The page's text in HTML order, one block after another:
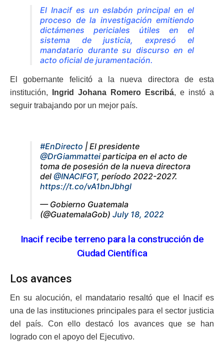
El Inacif es un eslabón principal en el
proceso de la investigación emitiendo
dictámenes periciales útiles en el
sistema de justicia, expresó el
mandatario durante su discurso en el
acto oficial de juramentación.
El gobernante felicitó a la nueva directora de esta
institución,
Ingrid Johana Romero Escribá, e instó a
seguir trabajando por un mejor país.
#EnDirecto | El presidente
@DrGiammattei participa en el acto de
toma de posesión de la nueva directora
del @INACIFGT, período 2022-2027.
https://t.co/vA1bnJbhgl
— Gobierno Guatemala
(@GuatemalaGob) July 18, 2022
Inacif recibe terreno para la construcción de
Ciudad Científica
Los avances
En su alocución, el mandatario resaltó que el Inacif es
una de las instituciones principales para el sector justicia
del país. Con ello destacó los avances que se han
logrado con el apoyo del Ejecutivo.